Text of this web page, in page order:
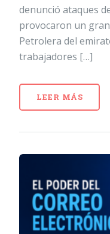
denunció ataques
provocaron un
Petrolera del
trabajadores […]
LEER MÁS